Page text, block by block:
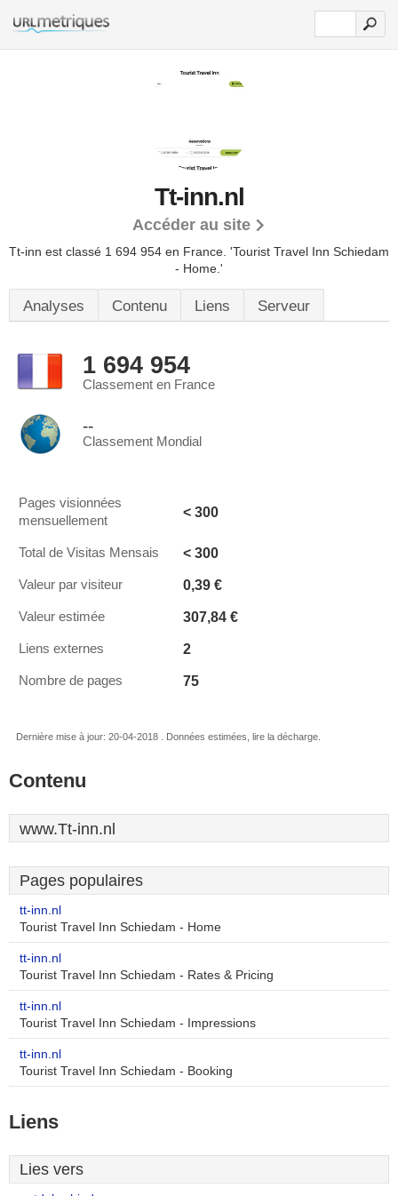
Tt-inn.nl
Accéder au site
Tt-inn est classé 1 694 954 en France. 'Tourist Travel Inn Schiedam
- Home.'
Analyses Contenu Liens Serveur
1 694 954
Classement en France
--
Classement Mondial
Pages visionnées
mensuellement
< 300
Total de Visitas Mensais < 300
Valeur par visiteur 0,39 €
Valeur estimée 307,84 €
Liens externes 2
Nombre de pages 75
Dernière mise à jour: 20-04-2018 . Données estimées, lire la décharge.
Contenu
www.Tt-inn.nl
Pages populaires
tt-inn.nl
Tourist Travel Inn Schiedam - Home
tt-inn.nl
Tourist Travel Inn Schiedam - Rates & Pricing
tt-inn.nl
Tourist Travel Inn Schiedam - Impressions
tt-inn.nl
Tourist Travel Inn Schiedam - Booking
Liens
Lies vers